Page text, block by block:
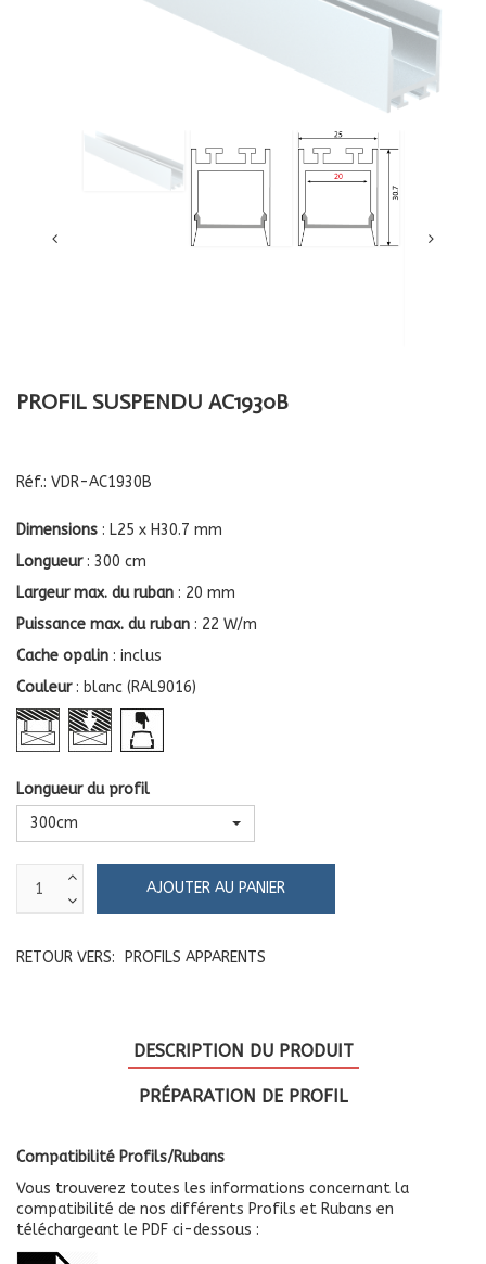
PROFIL SUSPENDU AC1930B
Réf.: VDR-AC1930B
Dimensions : L25 x H30.7 mm
Longueur: 300 cm
Largeur max. du ruban : 20 mm
Puissance max. du ruban : 22 W/m
Cache opalin : inclus
Couleur: blanc (RAL9016)
Longueur du profil
300cm
RETOUR VERS: PROFILS APPARENTS
DESCRIPTION DU PRODUIT
PRÉPARATION DE PROFIL
Compatibilité Profils/Rubans
Vous trouverez toutes les informations concernant la
compatibilité de nos différents Profils et Rubans en
téléchargeant le PDF ci-dessous :